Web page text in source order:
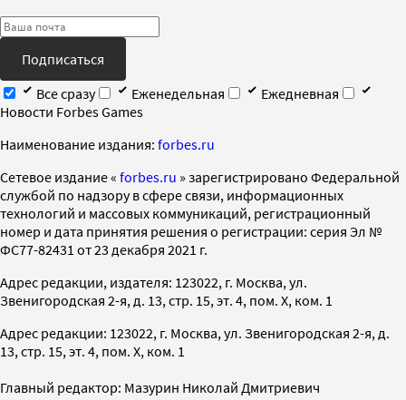
Подписаться
Все сразу
Еженедельная
Ежедневная
Новости Forbes Games
Наименование издания: forbes.ru
Cетевое издание « forbes.ru » зарегистрировано Федеральной
службой по надзору в сфере связи, информационных
технологий и массовых коммуникаций, регистрационный
номер и дата принятия решения о регистрации: серия Эл №
ФС77-82431 от 23 декабря 2021 г.
Адрес редакции, издателя: 123022, г. Москва, ул.
Звенигородская 2-я, д. 13, стр. 15, эт. 4, пом. X, ком. 1
Адрес редакции: 123022, г. Москва, ул. Звенигородская 2-я, д.
13, стр. 15, эт. 4, пом. X, ком. 1
Главный редактор: Мазурин Николай Дмитриевич